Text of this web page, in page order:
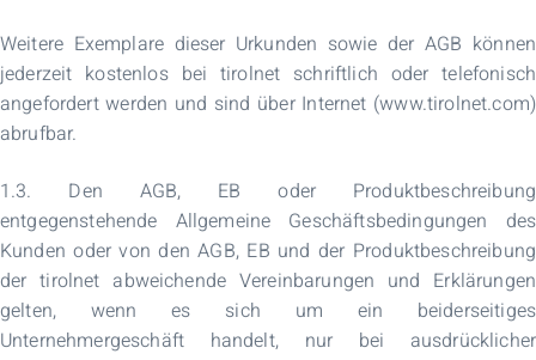
Weitere Exemplare dieser Urkunden sowie der AGB können
jederzeit kostenlos bei tirolnet schriftlich oder telefonisch
angefordert werden und sind über Internet (www.tirolnet.com)
abrufbar.
1.3. Den AGB, EB oder Produktbeschreibung
entgegenstehende Allgemeine Geschäftsbedingungen des
Kunden oder von den AGB, EB und der Produktbeschreibung
der tirolnet abweichende Vereinbarungen und Erklärungen
gelten, wenn es sich um ein beiderseitiges
Unternehmergeschäft handelt, nur bei ausdrücklicher